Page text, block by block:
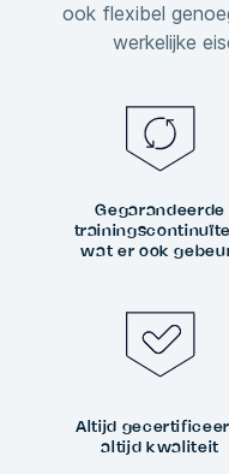
ook flexibel
werkelijke
Gegarandeerde
wat er ook
Altijd
altijd kwaliteit